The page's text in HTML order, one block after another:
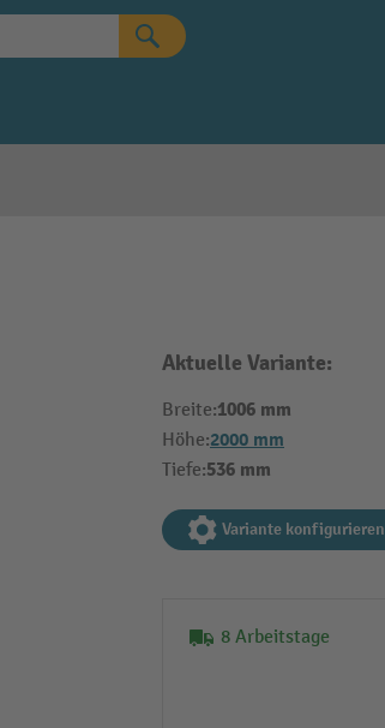
Aktuelle Variante:
Breite:1006 mm
Höhe:2000 mm
Tiefe:536 mm
Variante konfigurieren
8 Arbeitstage